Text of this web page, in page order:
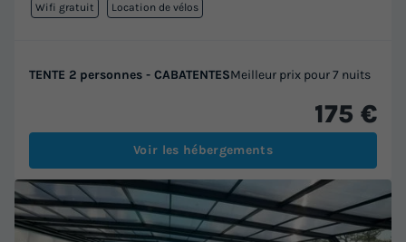
Wifi gratuit Location de vélos
TENTE 2 personnes - CABATENTESMeilleur prix pour 7 nuits
175 €
Voir les hébergements